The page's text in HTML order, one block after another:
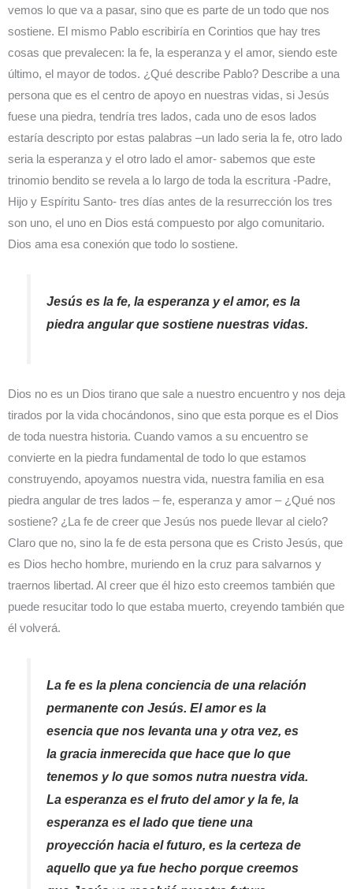
vemos lo que va a pasar, sino que es parte de un todo que nos
sostiene. El mismo Pablo escribiría en Corintios que hay tres
cosas que prevalecen: la fe, la esperanza y el amor, siendo este
último, el mayor de todos. ¿Qué describe Pablo? Describe a una
persona que es el centro de apoyo en nuestras vidas, si Jesús
fuese una piedra, tendría tres lados, cada uno de esos lados
estaría descripto por estas palabras –un lado seria la fe, otro lado
seria la esperanza y el otro lado el amor- sabemos que este
trinomio bendito se revela a lo largo de toda la escritura -Padre,
Hijo y Espíritu Santo- tres días antes de la resurrección los tres
son uno, el uno en Dios está compuesto por algo comunitario.
Dios ama esa conexión que todo lo sostiene.
Jesús es la fe, la esperanza y el amor, es la
piedra angular que sostiene nuestras vidas.
Dios no es un Dios tirano que sale a nuestro encuentro y nos deja
tirados por la vida chocándonos, sino que esta porque es el Dios
de toda nuestra historia. Cuando vamos a su encuentro se
convierte en la piedra fundamental de todo lo que estamos
construyendo, apoyamos nuestra vida, nuestra familia en esa
piedra angular de tres lados – fe, esperanza y amor – ¿Qué nos
sostiene? ¿La fe de creer que Jesús nos puede llevar al cielo?
Claro que no, sino la fe de esta persona que es Cristo Jesús, que
es Dios hecho hombre, muriendo en la cruz para salvarnos y
traernos libertad. Al creer que él hizo esto creemos también que
puede resucitar todo lo que estaba muerto, creyendo también que
él volverá.
La fe es la plena conciencia de una relación
permanente con Jesús. El amor es la
esencia que nos levanta una y otra vez, es
la gracia inmerecida que hace que lo que
tenemos y lo que somos nutra nuestra vida.
La esperanza es el fruto del amor y la fe, la
esperanza es el lado que tiene una
proyección hacia el futuro, es la certeza de
aquello que ya fue hecho porque creemos